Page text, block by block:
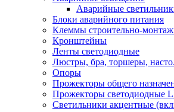
Аварийные
Блоки аварийного питания
Клеммы строительно-
Кронштейны
Ленты светодиодные
Люстры, бра, торшеры,
Опоры
Прожекторы общего
Прожекторы светодиодные
Светильники акцентные